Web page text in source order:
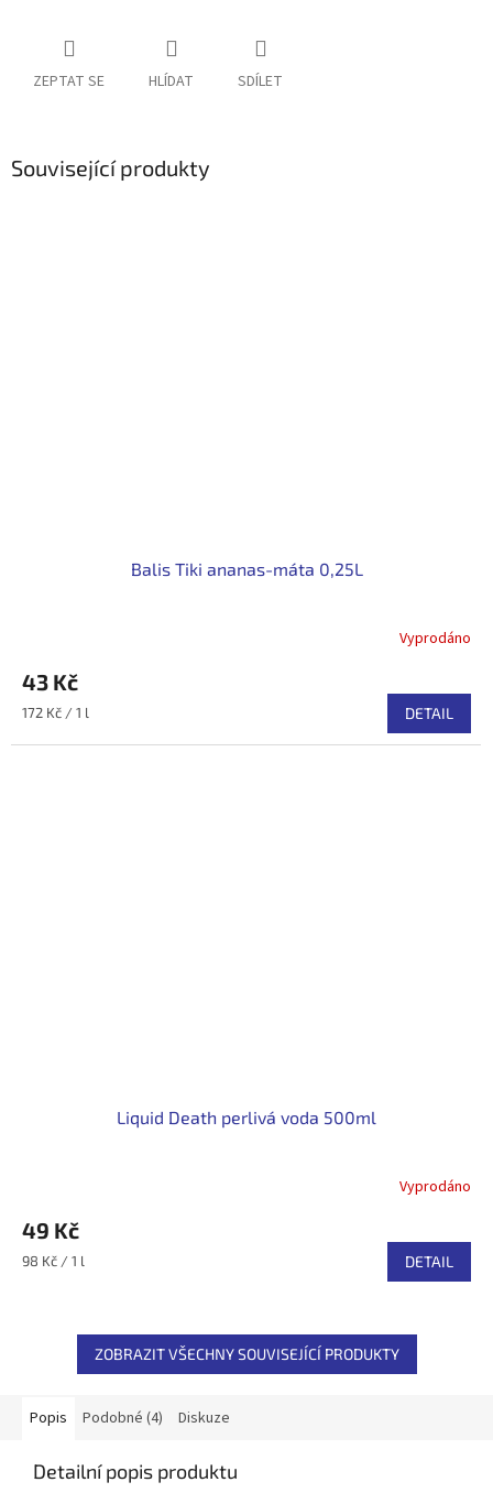
ZEPTAT SE HLÍDAT SDÍLET
Související produkty
Balis Tiki ananas-máta 0,25L
Vyprodáno
43 Kč
Měrná
172 Kč / 1 l DETAIL
Liquid Death perlivá voda 500ml
Vyprodáno
49 Kč
Měrná
98 Kč / 1 l DETAIL
ZOBRAZIT VŠECHNY SOUVISEJÍCÍ PRODUKTY
Popis Podobné (4) Diskuze
Detailní popis produktu